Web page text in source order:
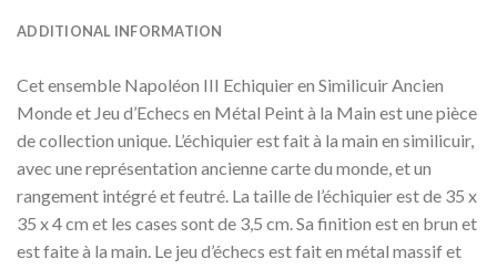
ADDITIONAL INFORMATION
Cet ensemble Napoléon III Echiquier en Similicuir Ancien
Monde et Jeu d’Echecs en Métal Peint à la Main est une pièce
de collection unique. L’échiquier est fait à la main en similicuir,
avec une représentation ancienne carte du monde, et un
rangement intégré et feutré. La taille de l’échiquier est de 35 x
35 x 4 cm et les cases sont de 3,5 cm. Sa finition est en brun et
est faite à la main. Le jeu d’échecs est fait en métal massif et